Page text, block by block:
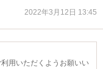
2022年3月12日 13:45
用いただくようお願いい